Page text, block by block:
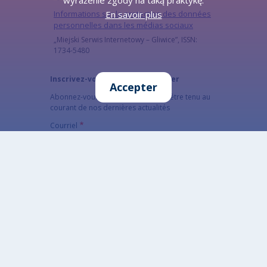
Informations sur la protection des données
personnelles dans les médias sociaux
„Miejski Serwis Internetowy – Gliwice”, ISSN:
1734-5480
Inscrivez-vous à notre newsletter
Abonnez-vous à la newsletter pour être tenu au
courant de nos dernières actualités
Courriel
En savoir plus
Accepter